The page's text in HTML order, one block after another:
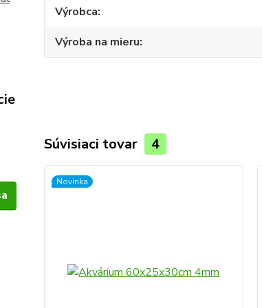
Výrobca
Výroba na mieru
Súvisiaci tovar 4
Novinka